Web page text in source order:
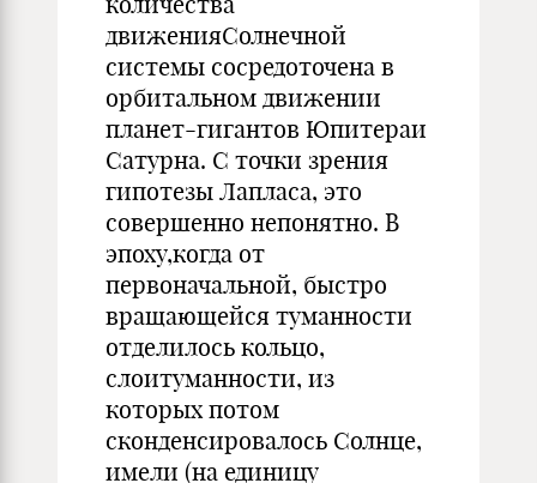
движенияСолнечной
системы сосредоточена в
орбитальном движении
планет-гигантов Юпитераи
Сатурна. С точки зрения
гипотезы Лапласа, это
совершенно непонятно. В
эпоху,когда от
первоначальной, быстро
вращающейся туманности
отделилось кольцо,
слоитуманности, из
которых потом
сконденсировалось Солнце,
имели (на единицу